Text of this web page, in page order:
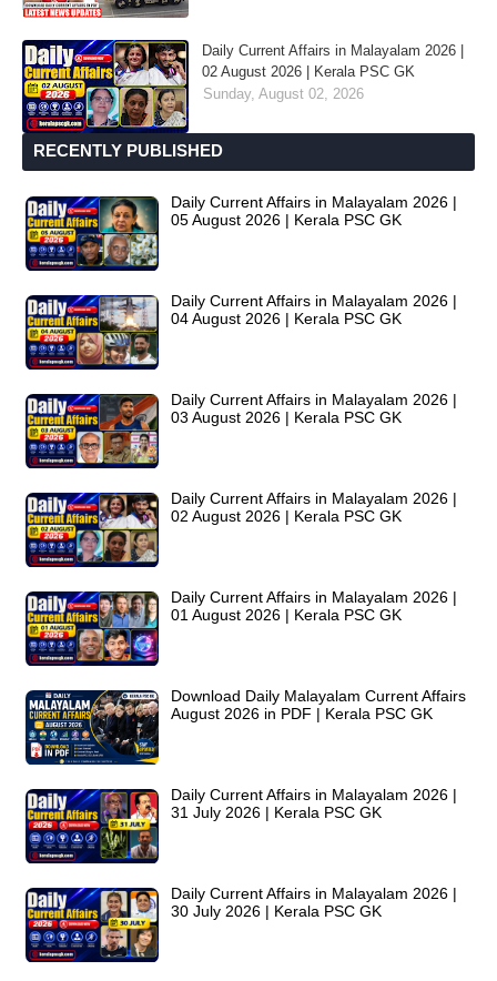
Daily Current Affairs in Malayalam 2026 |
02 August 2026 | Kerala PSC GK
Sunday, August 02, 2026
RECENTLY PUBLISHED
Daily Current Affairs in Malayalam 2026 |
05 August 2026 | Kerala PSC GK
Daily Current Affairs in Malayalam 2026 |
04 August 2026 | Kerala PSC GK
Daily Current Affairs in Malayalam 2026 |
03 August 2026 | Kerala PSC GK
Daily Current Affairs in Malayalam 2026 |
02 August 2026 | Kerala PSC GK
Daily Current Affairs in Malayalam 2026 |
01 August 2026 | Kerala PSC GK
Download Daily Malayalam Current Affairs
August 2026 in PDF | Kerala PSC GK
Daily Current Affairs in Malayalam 2026 |
31 July 2026 | Kerala PSC GK
Daily Current Affairs in Malayalam 2026 |
30 July 2026 | Kerala PSC GK